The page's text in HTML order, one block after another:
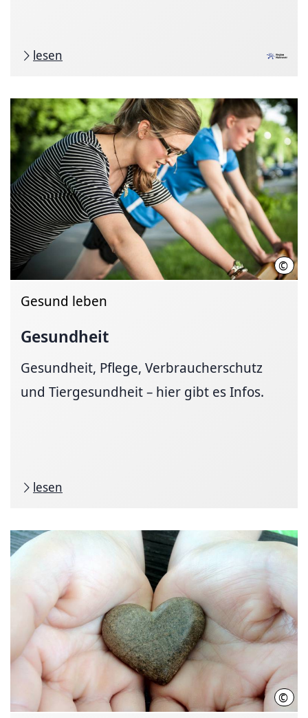
lesen
©
Gesund leben
Gesundheit
Gesundheit, Pflege, Verbraucherschutz
und Tiergesundheit – hier gibt es Infos.
lesen
© LHH